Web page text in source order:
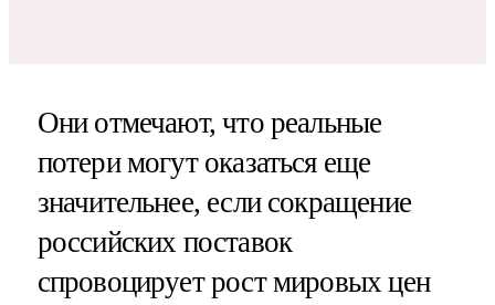
Они отмечают, что реальные
потери могут оказаться еще
значительнее, если сокращение
российских поставок
спровоцирует рост мировых цен